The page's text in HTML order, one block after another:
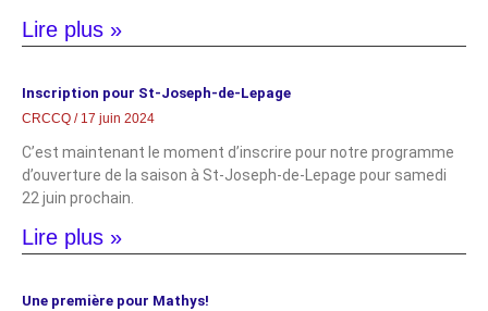
Lire plus »
Inscription pour St-Joseph-de-Lepage
CRCCQ 17 juin 2024
C’est maintenant le moment d’inscrire pour notre programme
d’ouverture de la saison à St-Joseph-de-Lepage pour samedi
22 juin prochain.
Lire plus »
Une première pour Mathys!